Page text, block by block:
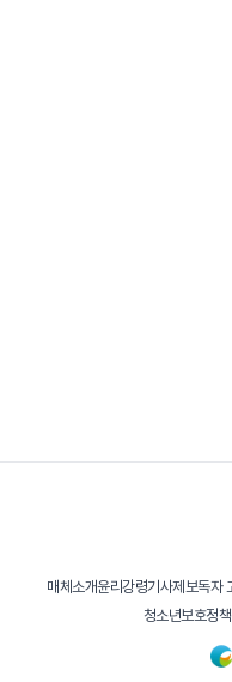
매체소개윤리강령기사제보독자
청소년보호정책